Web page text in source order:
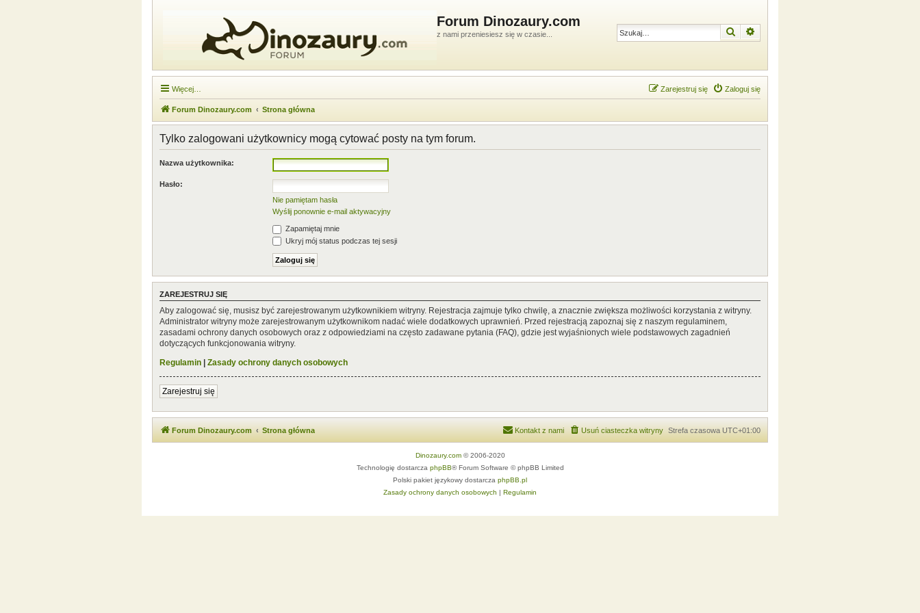
Forum Dinozaury.com
z nami przeniesiesz się w czasie... Szukaj
Więcej… Zaloguj się
Zarejestruj się
Forum Dinozaury.com Strona główna
Tylko zalogowani użytkownicy mogą cytować posty na tym forum.
Nazwa użytkownika:
Hasło:
Nie pamiętam hasła
Wyślij ponownie e-mail aktywacyjny
Zapamiętaj mnie
Ukryj mój status podczas tej sesji
ZAREJESTRUJ SIĘ
Aby zalogować się, musisz być zarejestrowanym użytkownikiem witryny. Rejestracja zajmuje tylko chwilę, a znacznie zwiększa możliwości korzystania z witryny.
Administrator witryny może zarejestrowanym użytkownikom nadać wiele dodatkowych uprawnień. Przed rejestracją zapoznaj się z naszym regulaminem,
zasadami ochrony danych osobowych oraz z odpowiedziami na często zadawane pytania (FAQ), gdzie jest wyjaśnionych wiele podstawowych zagadnień
dotyczących funkcjonowania witryny.
Regulamin | Zasady ochrony danych osobowych
Zarejestruj się
Forum Dinozaury.com Strona główna Strefa czasowa UTC+01:00
Usuń ciasteczka witryny
Kontakt z nami
Dinozaury.com© 2006-2020
Technologię dostarcza phpBB® Forum Software © phpBB Limited
Polski pakiet językowy dostarcza phpBB.pl
Zasady ochrony danych osobowych | Regulamin